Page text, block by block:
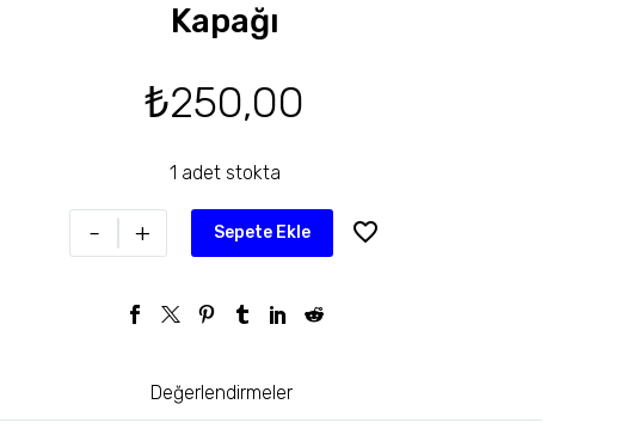
Kapağı
₺250,00
1 adet stokta
- + Sepete Ekle
Değerlendirmeler